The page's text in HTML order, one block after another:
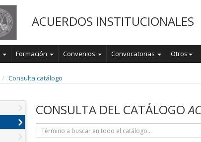
ACUERDOS INSTITUCIONALES
Formación Convenios Convocatorias Otros
Consulta catálogo
CONSULTA DEL CATÁLOGO